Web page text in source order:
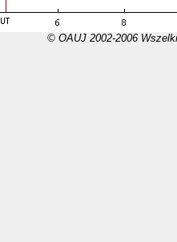
© OAUJ 2002-2006